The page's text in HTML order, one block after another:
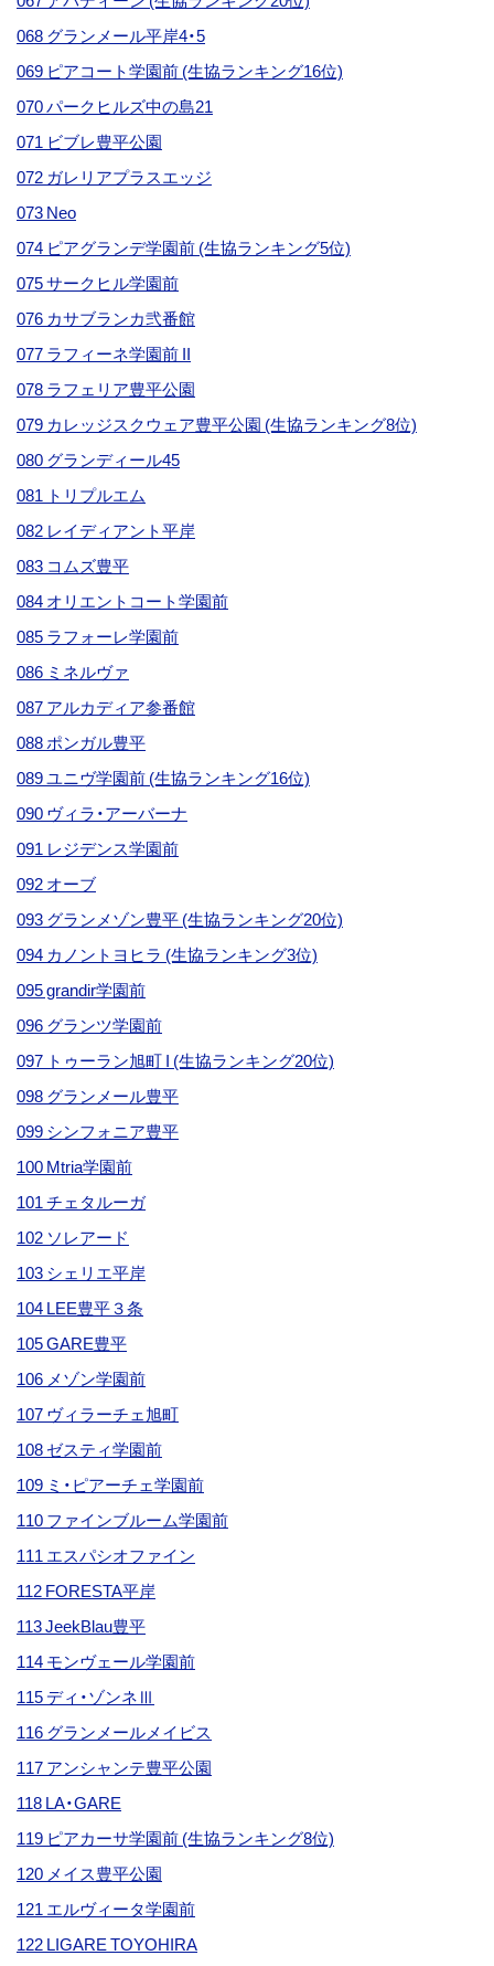
068 グランメール平岸4・5
069 ピアコート学園前 (生協ランキング16位)
070 パークヒルズ中の島21
071 ビブレ豊平公園
072 ガレリアプラスエッジ
073 Neo
074 ピアグランデ学園前 (生協ランキング5位)
075 サークヒル学園前
076 カサブランカ弐番館
077 ラフィーネ学園前 II
078 ラフェリア豊平公園
079 カレッジスクウェア豊平公園 (生協ランキング8位)
080 グランディール45
081 トリプルエム
082 レイディアント平岸
083 コムズ豊平
084 オリエントコート学園前
085 ラフォーレ学園前
086 ミネルヴァ
087 アルカディア参番館
088 ポンガル豊平
089 ユニヴ学園前 (生協ランキング16位)
090 ヴィラ・アーバーナ
091 レジデンス学園前
092 オーブ
093 グランメゾン豊平 (生協ランキング20位)
094 カノントヨヒラ (生協ランキング3位)
095 grandir学園前
096 グランツ学園前
097 トゥーラン旭町 I (生協ランキング20位)
098 グランメール豊平
099 シンフォニア豊平
100 Mtria学園前
101 チェタルーガ
102 ソレアード
103 シェリエ平岸
104 LEE豊平３条
105 GARE豊平
106 メゾン学園前
107 ヴィラーチェ旭町
108 ゼスティ学園前
109 ミ・ピアーチェ学園前
110 ファインブルーム学園前
111 エスパシオファイン
112 FORESTA平岸
113 JeekBlau豊平
114 モンヴェール学園前
115 ディ・ゾンネⅢ
116 グランメールメイビス
117 アンシャンテ豊平公園
118 LA・GARE
119 ピアカーサ学園前 (生協ランキング8位)
120 メイス豊平公園
121 エルヴィータ学園前
122 LIGARE TOYOHIRA